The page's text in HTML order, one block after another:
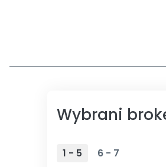
Wybrani
1 - 5 6 - 7